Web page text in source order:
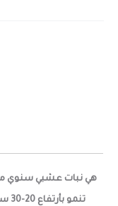
هي نبات عشبي سنوي
تنمو بأرتفاع 20-30 سم. ويعتبر موطنها الأصلي في المكسيك.